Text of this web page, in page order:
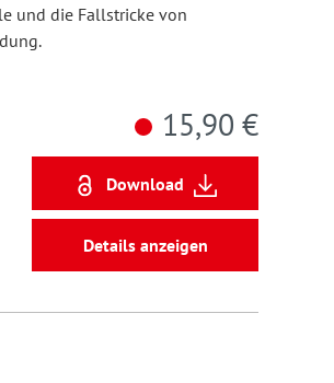
und die Fallstricke von
15,90 €
Download
Details anzeigen